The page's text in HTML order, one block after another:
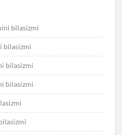
bilasizmi
bilasizmi
bilasizmi
bilasizmi